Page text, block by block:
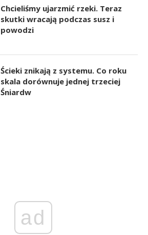
Chcieliśmy ujarzmić rzeki. Teraz
skutki wracają podczas susz i
powodzi
Ścieki znikają z systemu. Co roku
skala dorównuje jednej trzeciej
Śniardw
ad